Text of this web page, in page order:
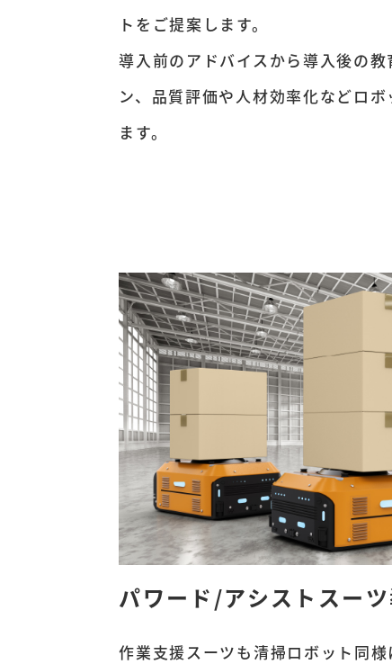
トをご提案します。
導入前のアドバイスから導入後の教
ン、品質評価や人材効率化などロ
ます。
パワード/アシストスー
作業支援スーツも清掃ロボット同